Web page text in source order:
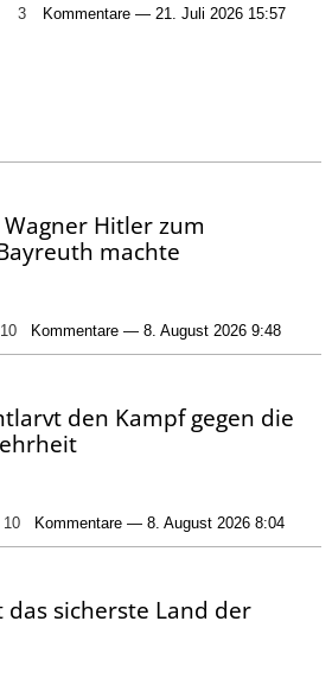
3 Kommentare — 21. Juli 2026 15:57
Hitler zum
machte
10 Kommentare — 8. August 2026 9:48
den Kampf gegen die
10 Kommentare — 8. August 2026 8:04
das sicherste Land der